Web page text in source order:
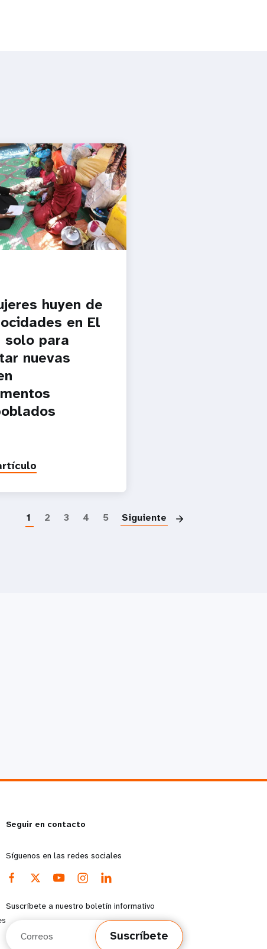
huyen de
en El
solo para
nuevas
1 2 3 4 5 Siguiente
Seguir en contacto
Síguenos en las redes sociales
Suscríbete a nuestro boletín informativo
Suscríbete